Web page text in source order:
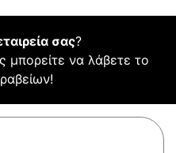
σας?
μπορείτε να λάβετε το